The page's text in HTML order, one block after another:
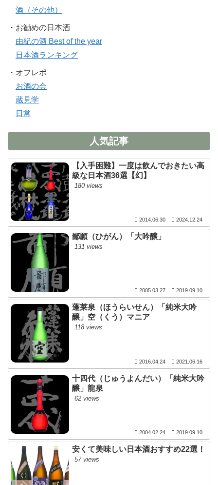
酒（その他）
・お勧めの日本酒
由紀の酒 Best of the year
日本酒ランキング
・オフレポ
お酒の会
蔵見学
日常
人気記事
【入手困難】一度は飲んでおきたい高
級な日本酒36選【幻】
180 views
2014.06.30 2024.12.24
鄙願（ひがん）「大吟醸」
131 views
2005.03.27 2019.09.10
蓬莱泉（ほうらいせん）「純米大吟
醸」空（くう）マニア
118 views
2016.04.24 2021.06.16
十四代（じゅうよんだい）「純米大吟
醸」龍泉
62 views
2004.02.24 2019.09.10
安くて美味しい日本酒おすすめ22選！
57 views